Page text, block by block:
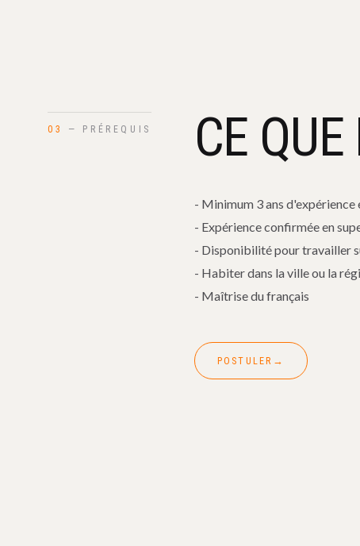
03 — PRÉREQUIS CE
- Minimum 3 ans
- Expérience confirmée en
- Disponibilité pour travailler
- Habiter dans la ville ou la
- Maîtrise du français
POSTULER →